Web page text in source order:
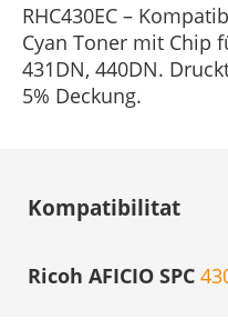
RHC430EC –
Cyan Toner mit Chip
431DN, 440DN.
5% Deckung.
Kompatibilitat
Ricoh AFICIO SPC